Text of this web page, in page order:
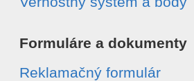
Formuláre a dokumenty
Reklamačný formulár